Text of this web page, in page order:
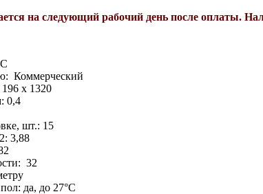
на следующий рабочий день после оплаты. Н
Коммерческий
х 1320
0,4
шт.: 15
3,88
32
да, до 27°C